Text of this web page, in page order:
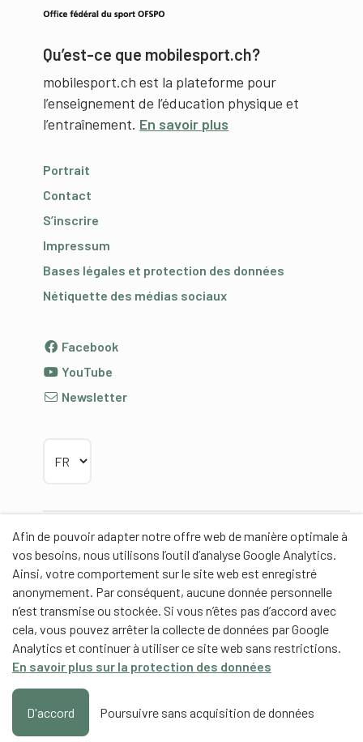
Afin de pouvoir adapter notre offre web de manière optimale à
vos besoins, nous utilisons l’outil d’analyse Google Analytics.
Ainsi, votre comportement sur le site web est enregistré
anonymement. Par conséquent, aucune donnée personnelle
n’est transmise ou stockée. Si vous n’êtes pas d’accord avec
cela, vous pouvez arrêter la collecte de données par Google
Analytics et continuer à utiliser ce site web sans restrictions.
En savoir plus sur la protection des données
D'accord Poursuivre sans acquisition de données
Qu’est-ce que mobilesport.ch?
mobilesport.ch est la plateforme pour
l’enseignement de l’éducation physique et
l’entraînement. En savoir plus
Portrait
Contact
S’inscrire
Impressum
Bases légales et protection des données
Nétiquette des médias sociaux
Facebook
YouTube
Newsletter
Partenaires
Partenaires de contenus
Haute école fédérale de sport de Macolin HEFSM